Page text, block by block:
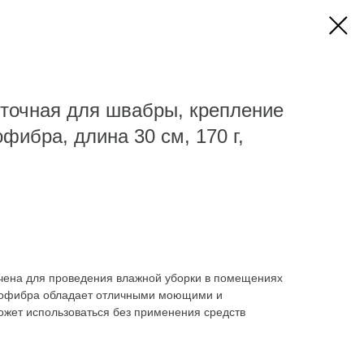
для швабры, крепление
длина 30 см, 170 г,
для проведения влажной уборки в помещениях
обладает отличными моющими и
использоваться без применения средств